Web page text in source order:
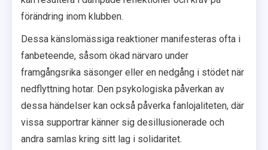
förändring inom klubben.
Dessa känslomässiga reaktioner manifesteras ofta i
fanbeteende, såsom ökad närvaro under
framgångsrika säsonger eller en nedgång i stödet när
nedflyttning hotar. Den psykologiska påverkan av
dessa händelser kan också påverka fanlojaliteten, där
vissa supportrar känner sig desillusionerade och
andra samlas kring sitt lag i solidaritet.